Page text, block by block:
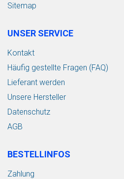
Sitemap
UNSER SERVICE
Kontakt
Häufig gestellte Fragen (FAQ)
Lieferant werden
Unsere Hersteller
Datenschutz
AGB
BESTELLINFOS
Zahlung